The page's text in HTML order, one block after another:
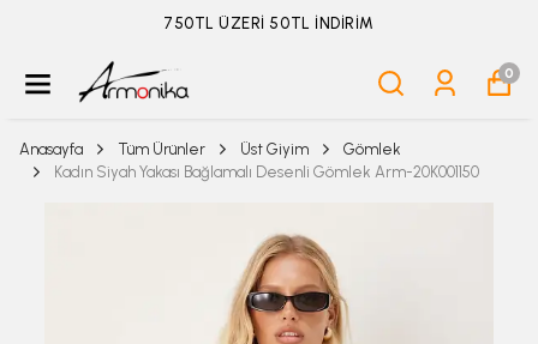
ÜYELİKSİZ SİPARİŞ İADE TALEBİ İÇİN TIKLA
0
Anasayfa Tüm Ürünler Üst Giyim
Gömlek
Kadın Siyah Yakası Bağlamalı Desenli Gömlek Arm-20K001150